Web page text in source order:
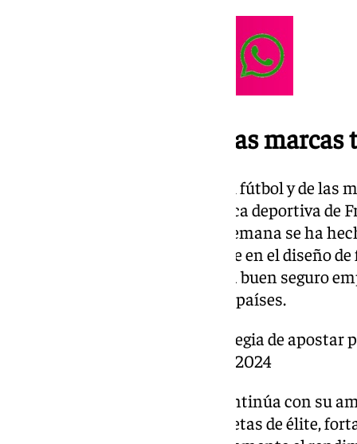
Artengo o Kiprun, otras
Una revolución en el mundo del fútbol y de las
e internacional galo con la marca deportiva de
hace meses este cambio, esta semana se ha
jugador participará activamente en el diseño
cocreador de los borceguís que a buen seguro
futbolistas franceses y de otros países.
Decathlon tiene una estrategia de apostar
durante los juegos de parís 2024
Con esta alianza, Decathlon continúa con su
grandes colaboraciones con atletas de élite,